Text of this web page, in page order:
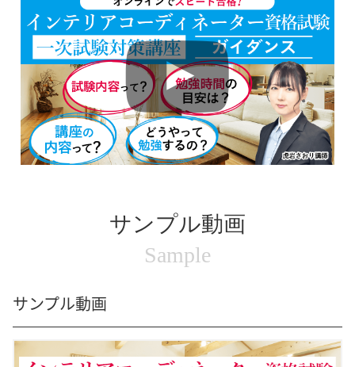
サンプル動画
Sample
サンプル動画